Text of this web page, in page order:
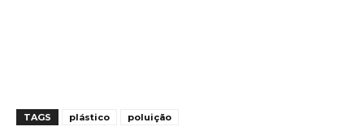
TAGS plástico poluição